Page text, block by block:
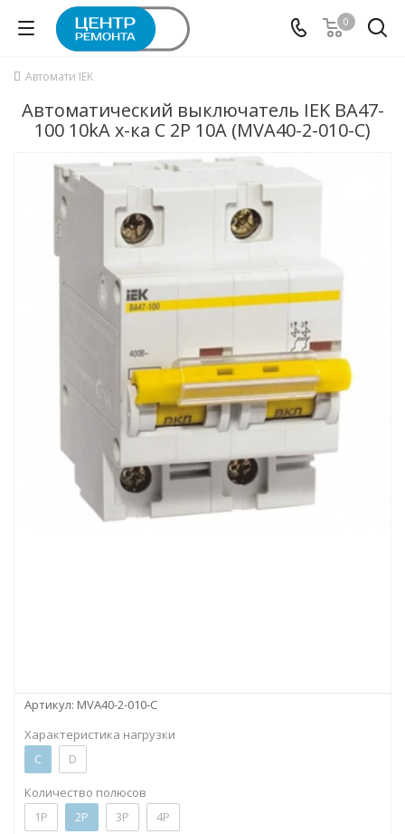
0
Автомати IEK
Автоматический выключатель IEK ВА47-
100 10kA х-ка C 2P 10А (MVA40-2-010-C)
Артикул: MVA40-2-010-C
Характеристика нагрузки
C
D
Количество полюсов
1P
2P 3P 4P